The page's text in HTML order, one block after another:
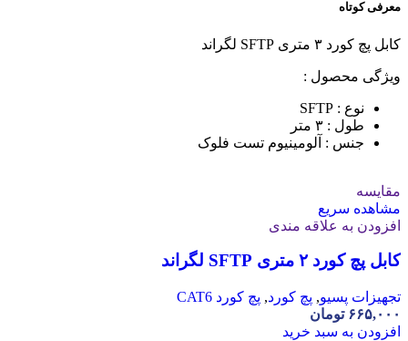
معرفی کوتاه
کابل پچ کورد ۳ متری SFTP لگراند
ویژگی محصول :
نوع : SFTP
طول : ۳ متر
جنس : آلومینیوم تست فلوک
مقایسه
مشاهده سریع
افزودن به علاقه مندی
کابل پچ کورد ۲ متری SFTP لگراند
تجهیزات پسیو, پچ کورد, پچ کورد CAT6
۶۶۵,۰۰۰ تومان
افزودن به سبد خرید